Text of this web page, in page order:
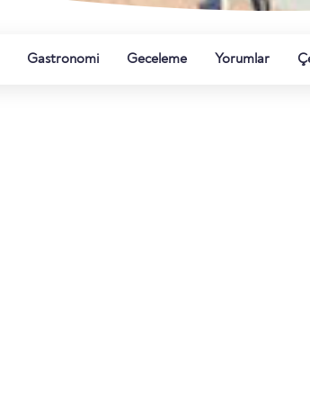
Gastronomi Geceleme Yorumlar